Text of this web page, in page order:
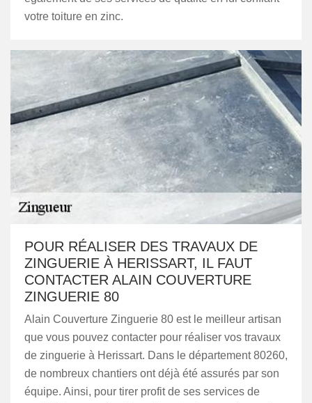
votre toiture en zinc.
POUR RÉALISER DES TRAVAUX DE
ZINGUERIE À HERISSART, IL FAUT
CONTACTER ALAIN COUVERTURE
ZINGUERIE 80
Alain Couverture Zinguerie 80 est le meilleur artisan
que vous pouvez contacter pour réaliser vos travaux
de zinguerie à Herissart. Dans le département 80260,
de nombreux chantiers ont déjà été assurés par son
équipe. Ainsi, pour tirer profit de ses services de